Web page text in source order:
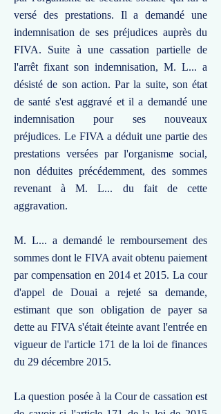
versé des prestations. Il a demandé une
indemnisation de ses préjudices auprès du
FIVA. Suite à une cassation partielle de
l'arrêt fixant son indemnisation, M. L... a
désisté de son action. Par la suite, son état
de santé s'est aggravé et il a demandé une
indemnisation pour ses nouveaux
préjudices. Le FIVA a déduit une partie des
prestations versées par l'organisme social,
non déduites précédemment, des sommes
revenant à M. L... du fait de cette
aggravation.
M. L... a demandé le remboursement des
sommes dont le FIVA avait obtenu paiement
par compensation en 2014 et 2015. La cour
d'appel de Douai a rejeté sa demande,
estimant que son obligation de payer sa
dette au FIVA s'était éteinte avant l'entrée en
vigueur de l'article 171 de la loi de finances
du 29 décembre 2015.
La question posée à la Cour de cassation est